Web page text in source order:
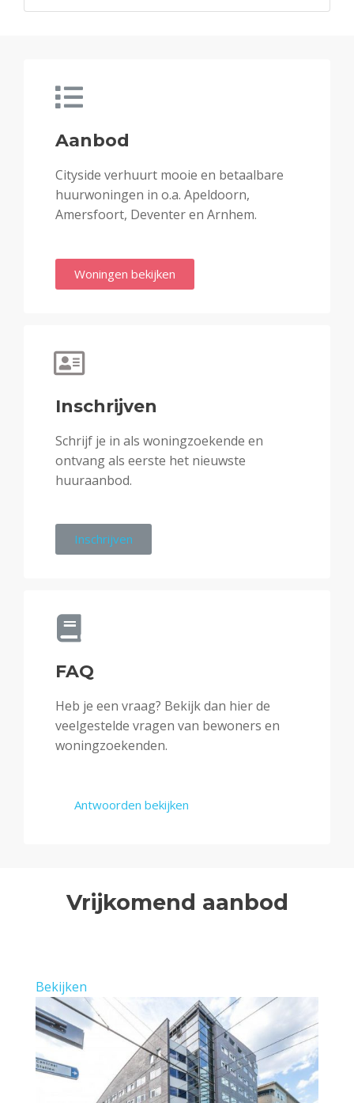
Aanbod
Cityside verhuurt mooie en betaalbare
huurwoningen in o.a. Apeldoorn,
Amersfoort, Deventer en Arnhem.
Woningen bekijken
Inschrijven
Schrijf je in als woningzoekende en
ontvang als eerste het nieuwste
huuraanbod.
Inschrijven
FAQ
Heb je een vraag? Bekijk dan hier de
veelgestelde vragen van bewoners en
woningzoekenden.
Antwoorden bekijken
Vrijkomend aanbod
Bekijken